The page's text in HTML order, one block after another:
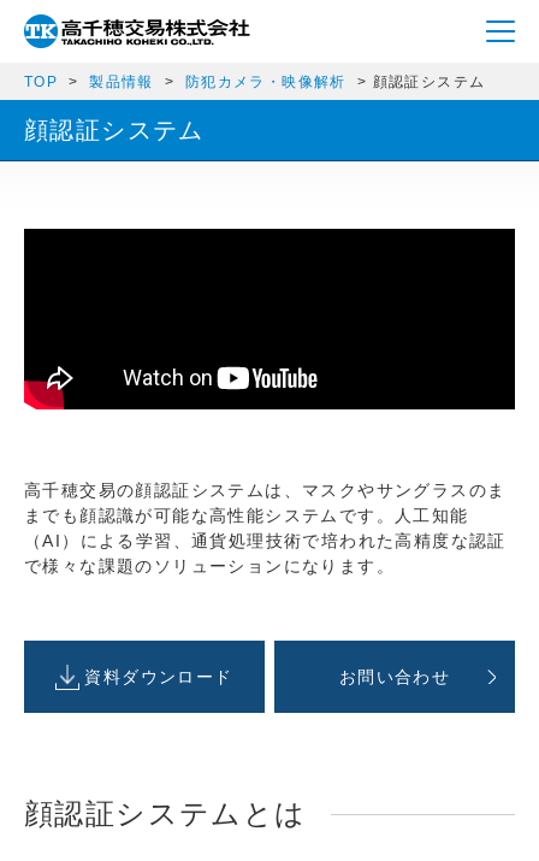
TOP 製品情報 防犯カメラ・映像解析 顔認証システム
顔認証システム
高千穂交易の顔認証システムは、マスクやサングラスのま
までも顔認識が可能な高性能システムです。人工知能
（AI）による学習、通貨処理技術で培われた高精度な認証
で様々な課題のソリューションになります。
資料ダウンロード お問い合わせ
顔認証システムとは